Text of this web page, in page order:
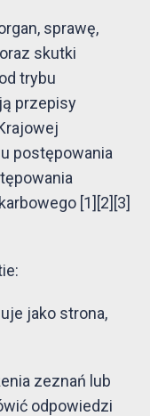
sprawę,
skutki
trybu
przepisy
postępowania
[1][2][3]
jako strona,
zeznań lub
odpowiedzi